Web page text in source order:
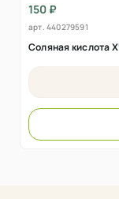
150 ₽
арт. 440279591
Соляная кислота